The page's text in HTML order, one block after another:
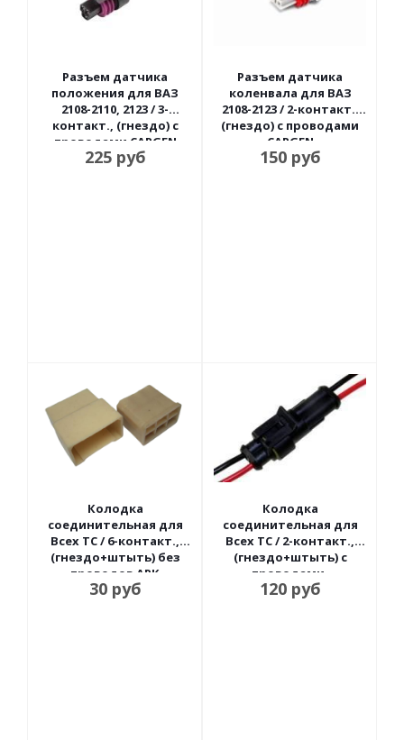
Разъем датчика
положения для ВАЗ
2108-2110, 2123 / 3-
контакт., (гнездо) с
проводами CARGEN
225руб
Разъем датчика
коленвала для ВАЗ
2108-2123 / 2-контакт.,
(гнездо) с проводами
CARGEN
150руб
Колодка
соединительная для
Всех ТС / 6-контакт.,
(гнездо+штыть) без
проводов АРК
30руб
Колодка
соединительная для
Всех ТС / 2-контакт.,
(гнездо+штыть) с
проводами,
герметичная Nord
120руб